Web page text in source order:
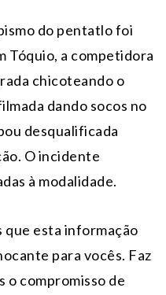
do pentatlo foi
Tóquio, a competidora
chicoteando o
dando socos no
desqualificada
O incidente
à modalidade.
que esta informação
para vocês. Faz
o compromisso de